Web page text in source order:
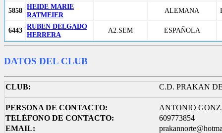
5858 HEIDE MARIE
RATMEIER
ALEMANA
6443 RUBEN DELGADO
HERRERA
A2.SEM ESPAÑOLA
DATOS DEL CLUB
CLUB: C.D. PRAKAN
PERSONA DE CONTACTO:
ANTONIO
TELÉFONO DE CONTACTO:
609773854
EMAIL: